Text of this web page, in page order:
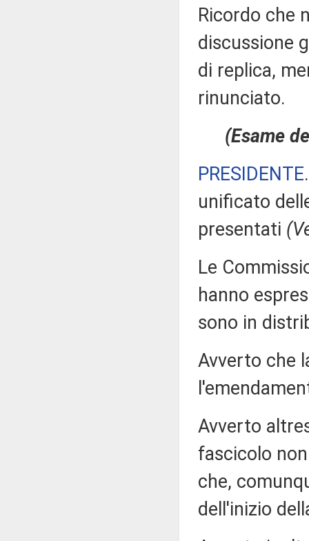
Ricordo che
discussione
di replica,
rinunciato.
(Esame
PRESIDENTE
unificato
presentati
Le
hanno
sono in
Avverto che
Avverto
fascicolo
che,
dell'inizio